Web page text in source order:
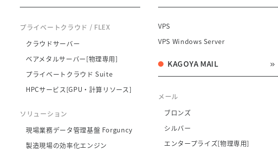
プライベートクラウド / FLEX
クラウドサーバー
ベアメタルサーバー[物理専用]
プライベートクラウド Suite
HPCサービス[GPU・計算リソース]
ソリューション
現場業務データ管理基盤 Forguncy
製造現場の効率化エンジン
VPS
VPS Windows Server
KAGOYA MAIL
メール
ブロンズ
シルバー
エンタープライズ[物理専用]